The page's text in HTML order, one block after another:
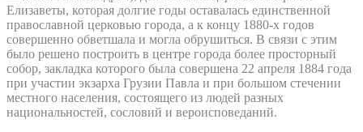
Елизаветы, которая долгие годы оставалась единственной
православной церковью города, а к концу 1880-х годов
совершенно обветшала и могла обрушиться. В связи с этим
было решено построить в центре города более просторный
собор, закладка которого была совершена 22 апреля 1884 года
при участии экзарха Грузии Павла и при большом стечении
местного населения, состоящего из людей разных
национальностей, сословий и вероисповеданий.